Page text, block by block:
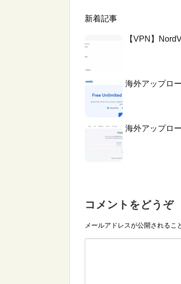
新着記事
【VPN】
海外アップロ
海外アップロ
コメントをどうぞ
メールアドレスが公開されるこ